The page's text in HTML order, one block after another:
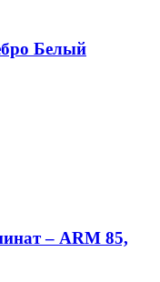
Белый
– ARM 85,